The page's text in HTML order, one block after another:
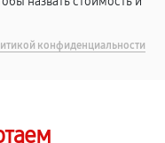
конфиденциальности